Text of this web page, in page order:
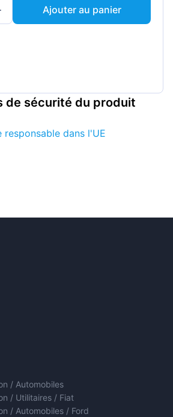
Ajouter au panier
de sécurité du produit
responsable dans l'UE
/ Automobiles
/ Utilitaires / Fiat
/ Automobiles / Ford